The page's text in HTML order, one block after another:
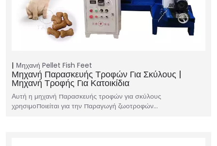
Μηχανή Pellet Fish Feet
Μηχανή Παρασκευής Τροφών Για Σκύλους |
Μηχανή Τροφής Για Κατοικίδια
Αυτή η μηχανή παρασκευής τροφών για σκύλους
χρησιμοποιείται για την παραγωγή ζωοτροφών…